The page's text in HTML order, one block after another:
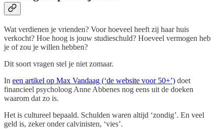
Wat verdienen je vrienden? Voor hoeveel heeft zij haar huis
verkocht? Hoe hoog is jouw studieschuld? Hoeveel vermogen heb
je of zou je willen hebben?
Dit soort vragen stel je niet zomaar.
In een artikel op Max Vandaag (‘de website voor 50+’) doet
financieel psycholoog Anne Abbenes nog eens uit de doeken
waarom dat zo is.
Het is cultureel bepaald. Schulden waren altijd ‘zondig’. En veel
geld is, zeker onder calvinisten, ‘vies’.